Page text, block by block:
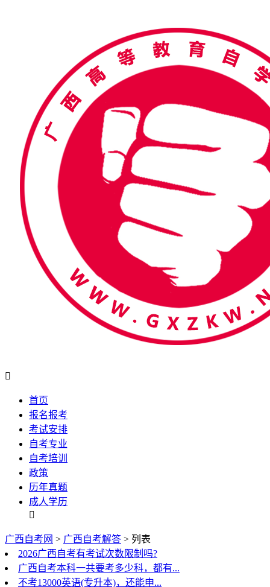

首页
报名报考
考试安排
自考专业
自考培训
政策
历年真题
成人学历

广西自考网 > 广西自考解答 > 列表
2026广西自考有考试次数限制吗?
广西自考本科一共要考多少科，都有...
不考13000英语(专升本)，还能申...